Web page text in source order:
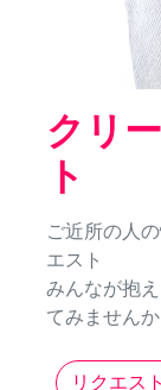
クリ
ト
ご近所の人
エスト
みんなが抱
てみませんか
リクエス